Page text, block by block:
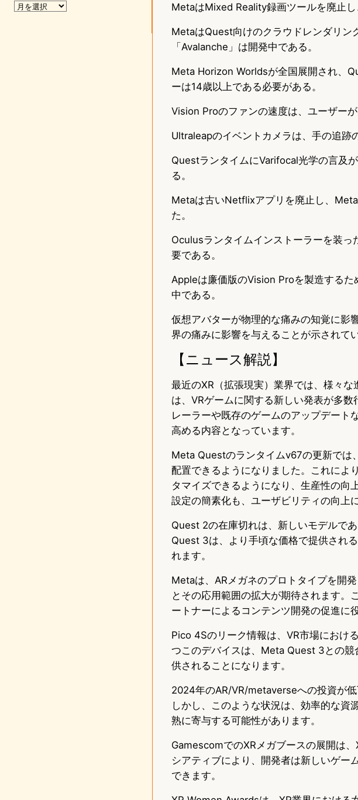
MetaはMixed Reality録画ツールを廃止し
MetaはQuest向けのクラウドレンダリン
「Avalanche」は開発中である。
Meta Horizon Worldsが全国展開され、
ーは14歳以上である必要がある。
Vision Proのファンの速度は、ユーザー
Ultraleapのイベントカメラは、手の追跡
QuestランタイムにVarifocal光学の言及
る。
Metaは古いNetflixアプリを廃止し、
た。
Oculusランタイムインストーラーを装
要である。
Appleは廉価版のVision Proを製造する
中である。
仮想アバターが物理的な痛みの知覚に影
界の痛みに影響を与えることが示されてい
【ニュース解説】
最近のXR（拡張現実）業界では、様々
は、VRゲームに関する新しい発表が多
レーラーや既存のゲームのアップデート
高める内容となっています。
Meta Questのランタイムv67の更新では
配置できるようになりました。これによ
タマイズできるようになり、生産性の向
設定の簡素化も、ユーザビリティの向上
Quest 2の在庫切れは、新しいモデルで
Quest 3は、より手頃な価格で提供され
れます。
Metaは、ARメガネのプロトタイプを開
とその応用範囲の拡大が期待されます。
ートナーによるコンテンツ開発の促進に
Pico 4Sのリーク情報は、VR市場におけ
つこのデバイスは、Meta Quest 3との
供されることになります。
2024年のAR/VR/metaverseへの投資が
しかし、このような状況は、効率的な資
熟に寄与する可能性があります。
GamescomでのXRメガブースの展開は
シアティブにより、開発者は新しいゲー
できます。